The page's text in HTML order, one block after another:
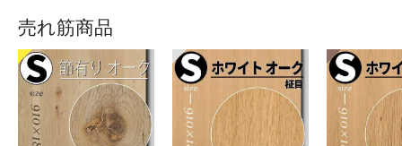
売れ筋商品